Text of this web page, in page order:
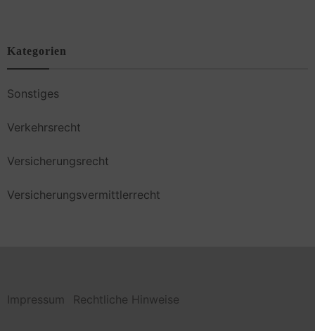
Kategorien
Sonstiges
Verkehrsrecht
Versicherungsrecht
Versicherungsvermittlerrecht
Impressum Rechtliche Hinweise